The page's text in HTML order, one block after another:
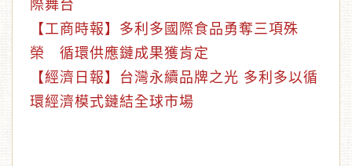
際舞台
【工商時報】多利多國際食品勇奪三項殊
榮 循環供應鏈成果獲肯定
【經濟日報】台灣永續品牌之光 多利多以循
環經濟模式鏈結全球市場